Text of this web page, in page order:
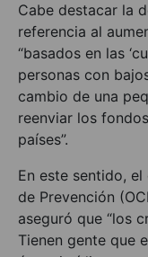
Cabe destacar la
referencia al
“basados en las
personas con
cambio de una
reenviar los
países”.
En este sentido,
de Prevención
aseguró que “los
Tienen gente que